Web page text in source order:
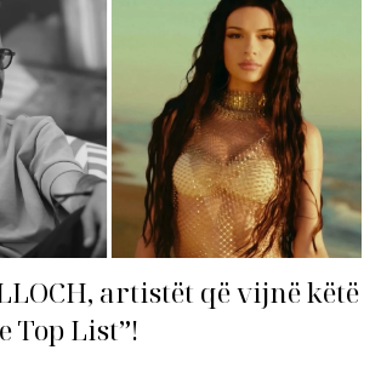
artistët që vijnë këtë
Top List”!